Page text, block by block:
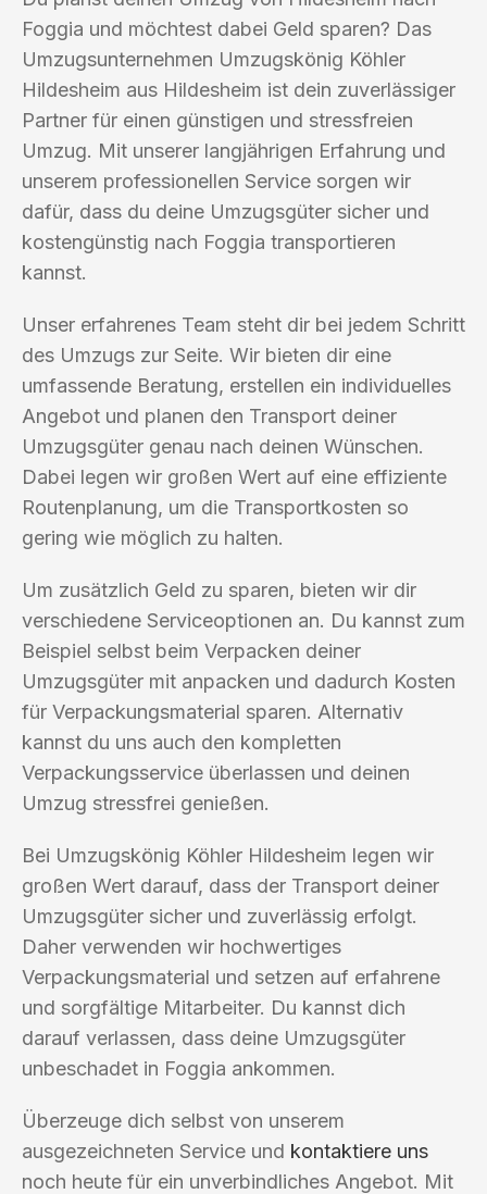
Foggia und möchtest dabei Geld sparen? Das
Umzugsunternehmen Umzugskönig Köhler
Hildesheim aus Hildesheim ist dein zuverlässiger
Partner für einen günstigen und stressfreien
Umzug. Mit unserer langjährigen Erfahrung und
unserem professionellen Service sorgen wir
dafür, dass du deine Umzugsgüter sicher und
kostengünstig nach Foggia transportieren
kannst.
Unser erfahrenes Team steht dir bei jedem Schritt
des Umzugs zur Seite. Wir bieten dir eine
umfassende Beratung, erstellen ein individuelles
Angebot und planen den Transport deiner
Umzugsgüter genau nach deinen Wünschen.
Dabei legen wir großen Wert auf eine effiziente
Routenplanung, um die Transportkosten so
gering wie möglich zu halten.
Um zusätzlich Geld zu sparen, bieten wir dir
verschiedene Serviceoptionen an. Du kannst zum
Beispiel selbst beim Verpacken deiner
Umzugsgüter mit anpacken und dadurch Kosten
für Verpackungsmaterial sparen. Alternativ
kannst du uns auch den kompletten
Verpackungsservice überlassen und deinen
Umzug stressfrei genießen.
Bei Umzugskönig Köhler Hildesheim legen wir
großen Wert darauf, dass der Transport deiner
Umzugsgüter sicher und zuverlässig erfolgt.
Daher verwenden wir hochwertiges
Verpackungsmaterial und setzen auf erfahrene
und sorgfältige Mitarbeiter. Du kannst dich
darauf verlassen, dass deine Umzugsgüter
unbeschadet in Foggia ankommen.
Überzeuge dich selbst von unserem
ausgezeichneten Service und kontaktiere uns
noch heute für ein unverbindliches Angebot. Mit